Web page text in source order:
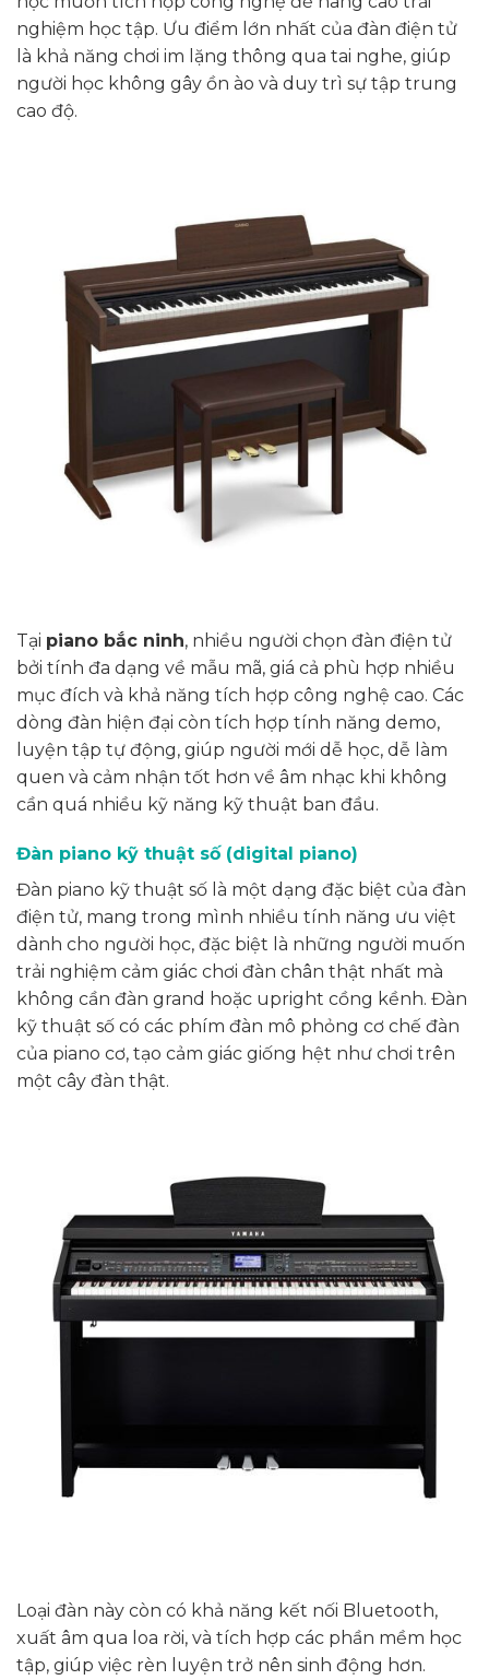
nghiệm học tập. Ưu điểm lớn nhất của đàn điện tử
là khả năng chơi im lặng thông qua tai nghe, giúp
người học không gây ồn ào và duy trì sự tập trung
cao độ.
Tại piano bắc ninh, nhiều người chọn đàn điện tử
bởi tính đa dạng về mẫu mã, giá cả phù hợp nhiều
mục đích và khả năng tích hợp công nghệ cao. Các
dòng đàn hiện đại còn tích hợp tính năng demo,
luyện tập tự động, giúp người mới dễ học, dễ làm
quen và cảm nhận tốt hơn về âm nhạc khi không
cần quá nhiều kỹ năng kỹ thuật ban đầu.
Đàn piano kỹ thuật số (digital piano)
Đàn piano kỹ thuật số là một dạng đặc biệt của đàn
điện tử, mang trong mình nhiều tính năng ưu việt
dành cho người học, đặc biệt là những người muốn
trải nghiệm cảm giác chơi đàn chân thật nhất mà
không cần đàn grand hoặc upright cồng kềnh. Đàn
kỹ thuật số có các phím đàn mô phỏng cơ chế đàn
của piano cơ, tạo cảm giác giống hệt như chơi trên
một cây đàn thật.
Loại đàn này còn có khả năng kết nối Bluetooth,
xuất âm qua loa rời, và tích hợp các phần mềm học
tập, giúp việc rèn luyện trở nên sinh động hơn.